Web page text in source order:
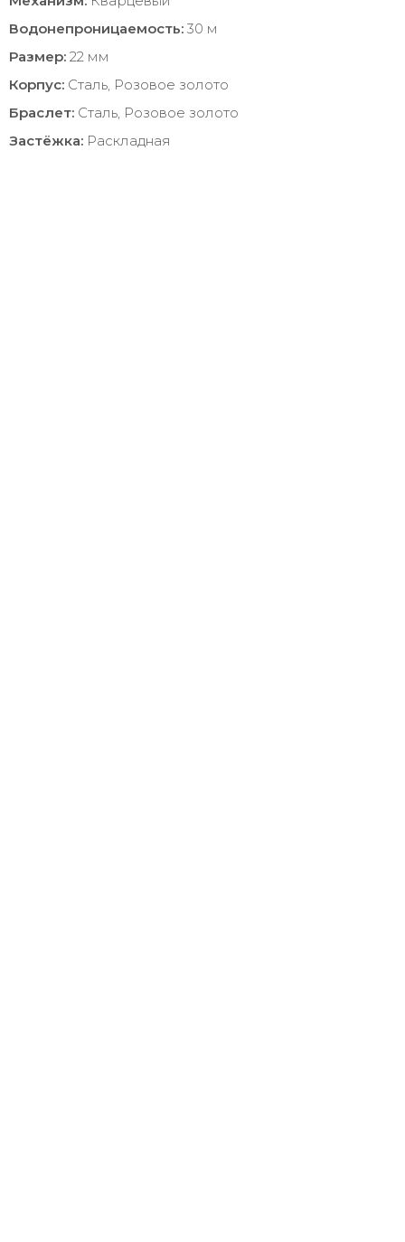
Водонепроницаемость: 30 м
Размер: 22 мм
Корпус: Сталь, Розовое золото
Браслет: Сталь, Розовое золото
Застёжка: Раскладная